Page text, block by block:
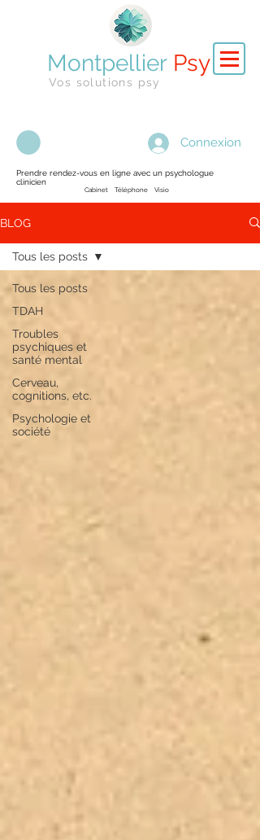
Montpellier Psy
Vos solutions psy
Connexion
Prendre rendez-vous en ligne avec un psychologue
clinicien
Cabinet Téléphone Visio
BLOG
Tous les posts
TDAH
Troubles
psychiques et
santé mental
Cerveau,
cognitions, etc.
Psychologie et
société
Tous les posts